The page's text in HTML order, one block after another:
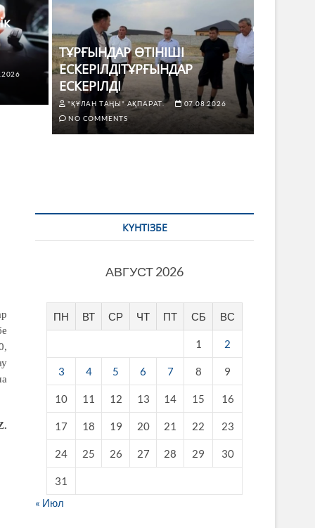
жүргізушілері үшін не
NO COMMENTS
ТҰРҒЫНДАР ӨТІНІШІ
ЕСКЕРІЛДІТҰРҒЫНДАР
ЕСКЕРІЛДІ
"ҚҰЛАН ТАҢЫ" АҚПАРАТ.
07.08.2026
NO COMMENTS
КҮНТІЗБЕ
АВГУСТ 2026
ПН ВТ СР ЧТ ПТ СБ ВС
1 2
3 4 5 6 7 8 9
10 11 12 13 14 15 16
17 18 19 20 21 22 23
24 25 26 27 28 29 30
31
« Июл